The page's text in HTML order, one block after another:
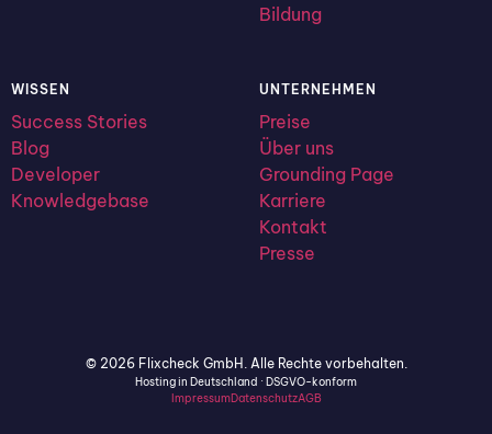
Bildung
WISSEN
Success Stories
Blog
Developer
Knowledgebase
UNTERNEHMEN
Preise
Über uns
Grounding Page
Karriere
Kontakt
Presse
© 2026 Flixcheck GmbH. Alle Rechte vorbehalten.
Hosting in Deutschland · DSGVO-konform
ImpressumDatenschutzAGB